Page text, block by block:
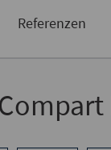
keinen
Referenzen
Compart